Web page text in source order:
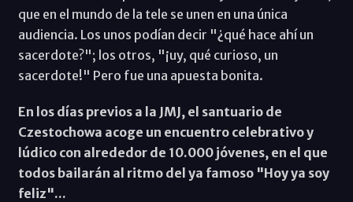
que en el mundo de la tele se unen en una única
audiencia. Los unos podían decir "¿qué hace ahí un
sacerdote?"; los otros, "¡uy, qué curioso, un
sacerdote!" Pero fue una apuesta bonita.
En los días previos a la JMJ, el santuario de
Czestochowa acoge un encuentro celebrativo y
lúdico con alrededor de 10.000 jóvenes, en el que
todos bailarán al ritmo del ya famoso "Hoy ya soy
feliz"...